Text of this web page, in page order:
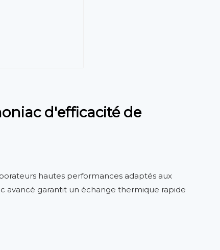
d'efficacité de
hautes performances adaptés aux
avancé garantit un échange thermique rapide